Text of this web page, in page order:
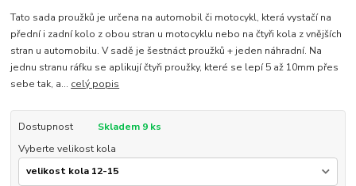
Tato sada proužků je určena na automobil či motocykl, která vystačí na
přední i zadní kolo z obou stran u motocyklu nebo na čtyři kola z vnějších
stran u automobilu. V sadě je šestnáct proužků + jeden náhradní. Na
jednu stranu ráfku se aplikují čtyři proužky, které se lepí 5 až 10mm přes
sebe tak, a... celý popis
Dostupnost
Skladem 9 ks
Vyberte velikost kola